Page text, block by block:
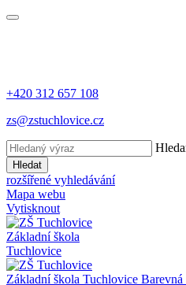
+420 312 657 108
zs@zstuchlovice.cz
Hledat
rozšířené vyhledávání
Mapa webu
Vytisknout
Základní škola
Tuchlovice
Základníškola Tuchlovice Barevná